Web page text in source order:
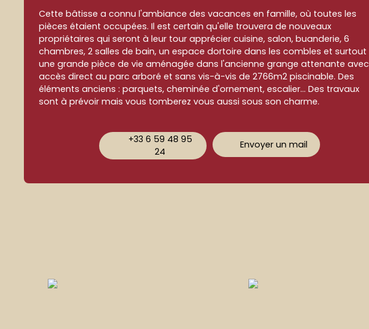
Cette bâtisse a connu l'ambiance des vacances en famille, où toutes les
pièces étaient occupées. Il est certain qu'elle trouvera de nouveaux
propriétaires qui seront à leur tour apprécier cuisine, salon, buanderie, 6
chambres, 2 salles de bain, un espace dortoire dans les combles et surtout
une grande pièce de vie aménagée dans l'ancienne grange attenante avec
accès direct au parc arboré et sans vis-à-vis de 2766m2 piscinable. Des
éléments anciens : parquets, cheminée d'ornement, escalier... Des travaux
sont à prévoir mais vous tomberez vous aussi sous son charme.
+33 6 59 48 95
24
Envoyer un mail